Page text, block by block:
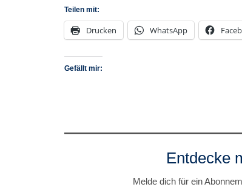
Teilen mit:
Drucken WhatsApp
Gefällt mir:
Entdecke
Melde dich für ein